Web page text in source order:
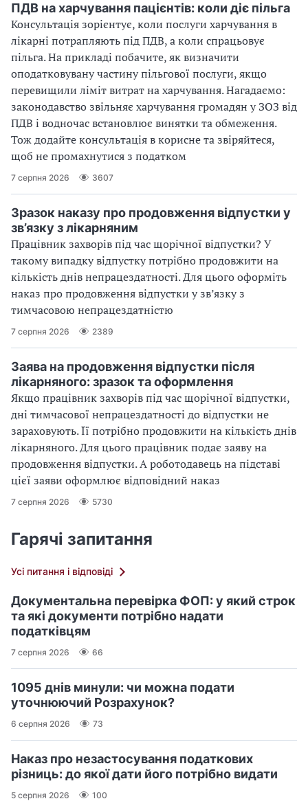
ПДВ на харчування пацієнтів: коли діє пільга
Консультація зорієнтує, коли послуги харчування в
лікарні потрапляють під ПДВ, а коли спрацьовує
пільга. На прикладі побачите, як визначити
оподатковувану частину пільгової послуги, якщо
перевищили ліміт витрат на харчування. Нагадаємо:
законодавство звільняє харчування громадян у ЗОЗ від
ПДВ і водночас встановлює винятки та обмеження.
Тож додайте консультація в корисне та звіряйтеся,
щоб не промахнутися з податком
7 серпня 2026 3607
Зразок наказу про продовження відпустки у
зв’язку з лікарняним
Працівник захворів під час щорічної відпустки? У
такому випадку відпустку потрібно продовжити на
кількість днів непрацездатності. Для цього оформіть
наказ про продовження відпустки у зв’язку з
тимчасовою непрацездатністю
7 серпня 2026 2389
Заява на продовження відпустки після
лікарняного: зразок та оформлення
Якщо працівник захворів під час щорічної відпустки,
дні тимчасової непрацездатності до відпустки не
зараховують. Її потрібно продовжити на кількість днів
лікарняного. Для цього працівник подає заяву на
продовження відпустки. А роботодавець на підставі
цієї заяви оформлює відповідний наказ
7 серпня 2026 5730
Гарячі запитання
Усі питання і відповіді
Документальна перевірка ФОП: у який строк
та які документи потрібно надати
податківцям
7 серпня 2026 66
1095 днів минули: чи можна подати
уточнюючий Розрахунок?
6 серпня 2026 73
Наказ про незастосування податкових
різниць: до якої дати його потрібно видати
5 серпня 2026 100